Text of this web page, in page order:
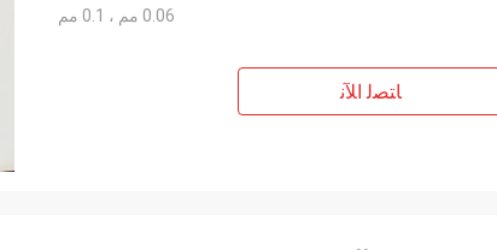
0.06 مم ، 0.1 مم
ﺎﺘﺼﻟ ﺍﻶﻧ